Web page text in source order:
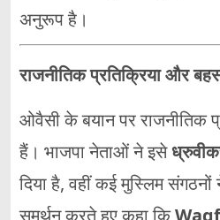
अनुरूप है।
राजनीतिक प्रतिक्रिया और
ओवैसी के बयान पर राजनीतिक
हैं। भाजपा नेताओं ने इसे
दिया है, वहीं कई मुस्लिम
समर्थन करते हुए कहा कि